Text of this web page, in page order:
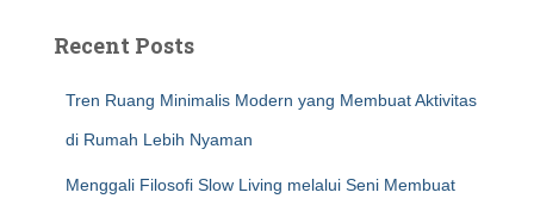
Recent Posts
Tren Ruang Minimalis Modern yang Membuat Aktivitas
di Rumah Lebih Nyaman
Menggali Filosofi Slow Living melalui Seni Membuat